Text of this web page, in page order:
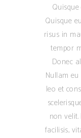
Quisque
risus in
tempor
Donec
Nullam
leo et
non
facilisis,